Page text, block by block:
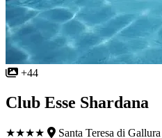
+44
Club Esse Shardana
★★★★ Santa Teresa di Gallura